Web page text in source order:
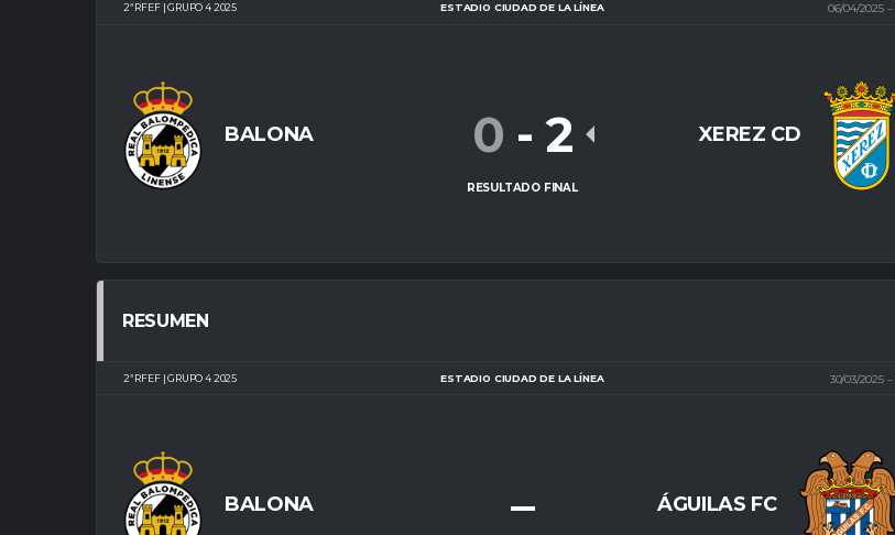
2ª RFEF | GRUPO 4 2025 ESTADIO CIUDAD DE LA LÍNEA 06/04/2025
BALONA XEREZ CD
0 - 2
RESULTADO FINAL
RESUMEN
2ª RFEF | GRUPO 4 2025 ESTADIO CIUDAD DE LA LÍNEA 30/03/2025
BALONA ÁGUILAS FC
–